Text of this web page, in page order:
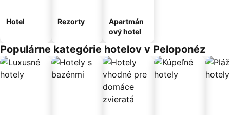
Hotel Rezorty
Apartmán
ový hotel
Populárne kategórie hotelov v Peloponéz